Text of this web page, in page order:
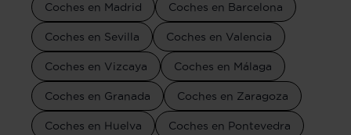
Coches en Madrid Coches en Barcelona
Coches en Sevilla Coches en Valencia
Coches en Vizcaya Coches en Málaga
Coches en Granada Coches en Zaragoza
Coches en Huelva Coches en Pontevedra